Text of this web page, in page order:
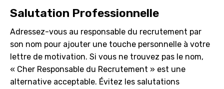
Salutation Professionnelle
Adressez-vous au responsable du recrutement par
son nom pour ajouter une touche personnelle à votre
lettre de motivation. Si vous ne trouvez pas le nom,
« Cher Responsable du Recrutement » est une
alternative acceptable. Évitez les salutations